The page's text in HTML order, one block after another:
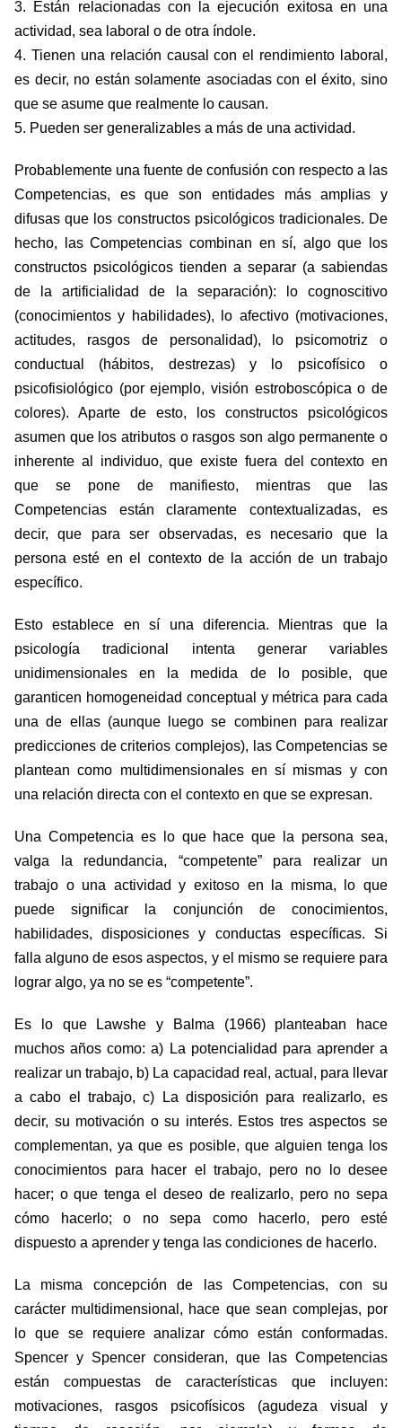
3. Están relacionadas con la ejecución exitosa en una
actividad, sea laboral o de otra índole.
4. Tienen una relación causal con el rendimiento laboral,
es decir, no están solamente asociadas con el éxito, sino
que se asume que realmente lo causan.
5. Pueden ser generalizables a más de una actividad.
Probablemente una fuente de confusión con respecto a las
Competencias, es que son entidades más amplias y
difusas que los constructos psicológicos tradicionales. De
hecho, las Competencias combinan en sí, algo que los
constructos psicológicos tienden a separar (a sabiendas
de la artificialidad de la separación): lo cognoscitivo
(conocimientos y habilidades), lo afectivo (motivaciones,
actitudes, rasgos de personalidad), lo psicomotriz o
conductual (hábitos, destrezas) y lo psicofísico o
psicofisiológico (por ejemplo, visión estroboscópica o de
colores). Aparte de esto, los constructos psicológicos
asumen que los atributos o rasgos son algo permanente o
inherente al individuo, que existe fuera del contexto en
que se pone de manifiesto, mientras que las
Competencias están claramente contextualizadas, es
decir, que para ser observadas, es necesario que la
persona esté en el contexto de la acción de un trabajo
específico.
Esto establece en sí una diferencia. Mientras que la
psicología tradicional intenta generar variables
unidimensionales en la medida de lo posible, que
garanticen homogeneidad conceptual y métrica para cada
una de ellas (aunque luego se combinen para realizar
predicciones de criterios complejos), las Competencias se
plantean como multidimensionales en sí mismas y con
una relación directa con el contexto en que se expresan.
Una Competencia es lo que hace que la persona sea,
valga la redundancia, “competente” para realizar un
trabajo o una actividad y exitoso en la misma, lo que
puede significar la conjunción de conocimientos,
habilidades, disposiciones y conductas específicas. Si
falla alguno de esos aspectos, y el mismo se requiere para
lograr algo, ya no se es “competente”.
Es lo que Lawshe y Balma (1966) planteaban hace
muchos años como: a) La potencialidad para aprender a
realizar un trabajo, b) La capacidad real, actual, para llevar
a cabo el trabajo, c) La disposición para realizarlo, es
decir, su motivación o su interés. Estos tres aspectos se
complementan, ya que es posible, que alguien tenga los
conocimientos para hacer el trabajo, pero no lo desee
hacer; o que tenga el deseo de realizarlo, pero no sepa
cómo hacerlo; o no sepa como hacerlo, pero esté
dispuesto a aprender y tenga las condiciones de hacerlo.
La misma concepción de las Competencias, con su
carácter multidimensional, hace que sean complejas, por
lo que se requiere analizar cómo están conformadas.
Spencer y Spencer consideran, que las Competencias
están compuestas de características que incluyen:
motivaciones, rasgos psicofísicos (agudeza visual y